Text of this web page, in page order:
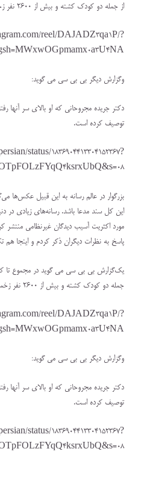
از جمله دو کودک کشته و بیش از ۲۶۰۰ نفر زخمی شدند.
reel/DAJADZ3qa1P/?
و‌گزارش دیگر بی بی سی می گوید:
دکتر جریده مجروحانی که او بالای سر آنها
توصیف کرده است.
status/1836904413304152367?
بزرگوار در عالم رسانه به این قبیل عکس‌ها
این کل سند مدعا باشد. رسانه‌های زیادی در
مورد اکثریت آسیب دیدگان غیرنظامی منتشر
پاسخ به نظرات دیگران ذکر کردم و اینجا هم
جمله دو کودک کشته و بیش از ۲۶۰۰ نفر زخمی شدند.
reel/DAJADZ3qa1P/?
و‌گزارش دیگر بی بی سی می گوید:
دکتر جریده مجروحانی که او بالای سر آنها
توصیف کرده است.
status/1836904413304152367?